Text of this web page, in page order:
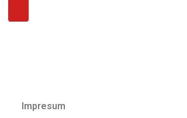
Impresum